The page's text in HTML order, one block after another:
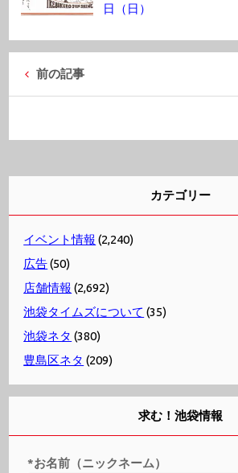
日（日）
前の記事
カテゴリー
イベント情報 (2,240)
広告(50)
店舗情報 (2,692)
池袋タイムズについて (35)
池袋ネタ (380)
豊島区ネタ (209)
求む！池袋情報
*お名前（ニックネーム）